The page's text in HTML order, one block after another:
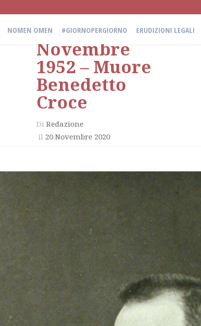
NOMEN OMEN #GIORNOPERGIORNO ERUDIZIONI LEGALI
20
Novembre
1952 – Muore
Benedetto
Croce
Di Redazione
il 20 Novembre 2020